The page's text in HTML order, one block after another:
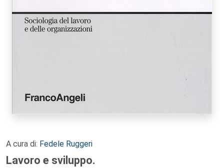
A cura di: Fedele Ruggeri
Lavoro e sviluppo.